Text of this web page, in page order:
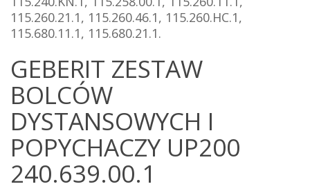
115.260.21.1, 115.260.46.1, 115.260.HC.1,
115.680.11.1, 115.680.21.1.
GEBERIT ZESTAW
BOLCÓW
DYSTANSOWYCH I
POPYCHACZY UP200
240.639.00.1